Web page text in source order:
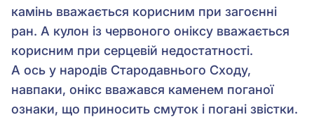
камінь вважається корисним при загоєнні
ран. А кулон із червоного оніксу вважається
корисним при серцевій недостатності.
А ось у народів Стародавнього Сходу,
навпаки, онікс вважався каменем поганої
ознаки, що приносить смуток і погані звістки.